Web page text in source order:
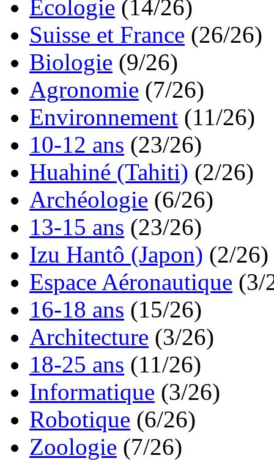
Ecologie (14/26)
Suisse et France (26/26)
Biologie (9/26)
Agronomie (7/26)
Environnement (11/26)
10-12 ans (23/26)
Huahiné (Tahiti) (2/26)
Archéologie (6/26)
13-15 ans (23/26)
Izu Hantô (Japon) (2/26)
Espace Aéronautique (3/
16-18 ans (15/26)
Architecture (3/26)
18-25 ans (11/26)
Informatique (3/26)
Robotique (6/26)
Zoologie (7/26)